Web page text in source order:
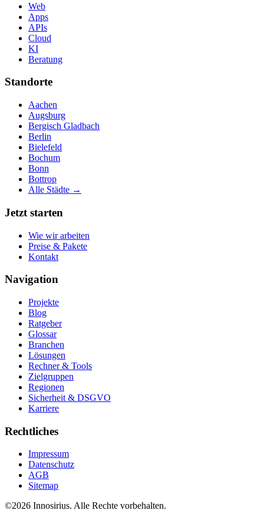
Web
Apps
APIs
Cloud
KI
Beratung
Standorte
Aachen
Augsburg
Bergisch Gladbach
Berlin
Bielefeld
Bochum
Bonn
Bottrop
Alle Städte →
Jetzt starten
Wie wir arbeiten
Preise & Pakete
Kontakt
Navigation
Projekte
Blog
Ratgeber
Glossar
Branchen
Lösungen
Rechner & Tools
Zielgruppen
Regionen
Sicherheit & DSGVO
Karriere
Rechtliches
Impressum
Datenschutz
AGB
Sitemap
©2026 Innosirius. Alle Rechte vorbehalten.